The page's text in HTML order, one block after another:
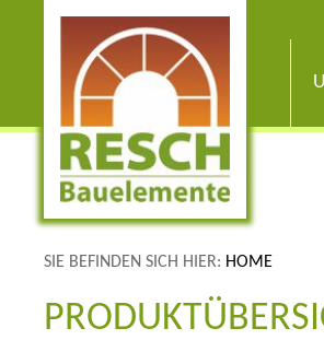
SIE BEFINDEN SICH HIER: HOME